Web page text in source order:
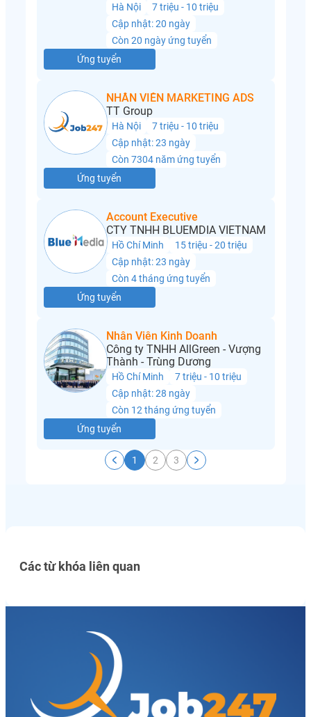
Hà Nội
7 triệu - 10 triệu
Cập nhật: 20 ngày
Còn 20 ngày ứng tuyển
Ứng tuyển
NHÂN VIÊN MARKETING ADS
TT Group
Hà Nội
7 triệu - 10 triệu
Cập nhật: 23 ngày
Còn 7304 năm ứng tuyển
Ứng tuyển
Account Executive
CTY TNHH BLUEMDIA VIETNAM
Hồ Chí Minh
15 triệu - 20 triệu
Cập nhật: 23 ngày
Còn 4 tháng ứng tuyển
Ứng tuyển
Nhân Viên Kinh Doanh
Công ty TNHH AllGreen - Vượng
Thành - Trùng Dương
Hồ Chí Minh
7 triệu - 10 triệu
Cập nhật: 28 ngày
Còn 12 tháng ứng tuyển
Ứng tuyển
1 2 3
Các từ khóa liên quan